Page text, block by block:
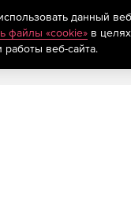
применяются
к
данный
файлы «cookie»в целях
работы веб-сайта.